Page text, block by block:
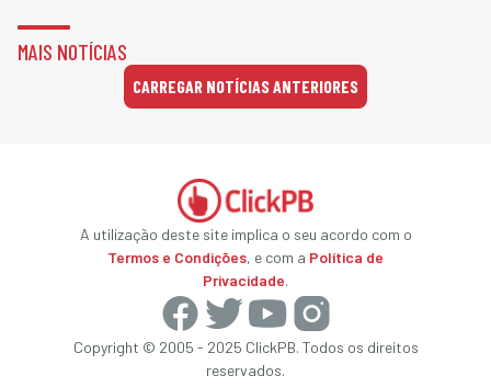
MAIS NOTÍCIAS
CARREGAR NOTÍCIAS ANTERIORES
A utilização deste site implica o seu acordo com o
Termos e Condições, e com a Política de
Privacidade.
Copyright © 2005 - 2025 ClickPB. Todos os direitos
reservados.